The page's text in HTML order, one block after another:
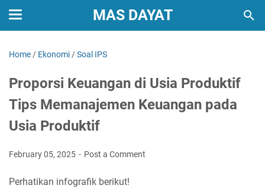
MAS DAYAT
Home / Ekonomi /Soal IPS
Proporsi Keuangan di Usia Produktif
Tips Memanajemen Keuangan pada
Usia Produktif
February 05, 2025 Post a Comment
Perhatikan infografik berikut!